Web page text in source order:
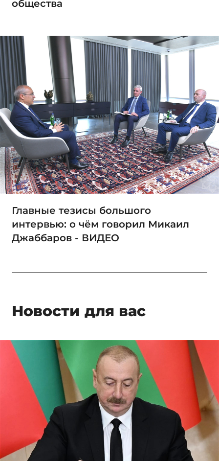
общества
Главные тезисы большого
интервью: о чём говорил Микаил
Джаббаров - ВИДЕО
Новости для вас